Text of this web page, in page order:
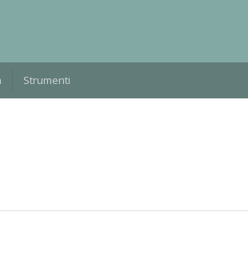
Strumenti